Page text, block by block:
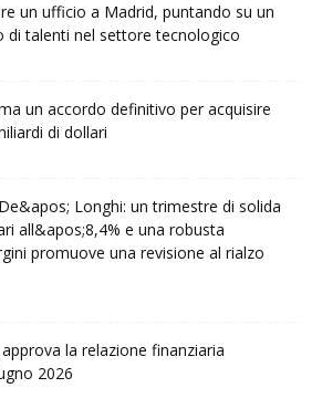
un ufficio a Madrid, puntando su un
di talenti nel settore tecnologico
un accordo definitivo per acquisire
di dollari
Longhi: un trimestre di solida
all&apos;8,4% e una robusta
promuove una revisione al rialzo
approva la relazione finanziaria
2026